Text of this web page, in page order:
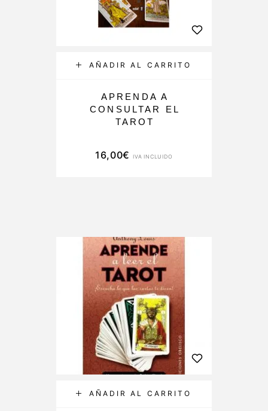
AÑADIR AL CARRITO
APRENDA A
CONSULTAR EL
TAROT
16,00€ IVA INCLUIDO
AÑADIR AL CARRITO